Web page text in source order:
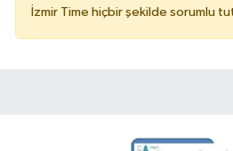
İzmir Time hiçbir şekilde sorumlu